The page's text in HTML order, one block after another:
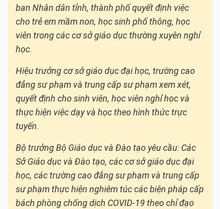
ban Nhân dân tỉnh, thành phố quyết định việc
cho trẻ em mầm non, học sinh phổ thông, học
viên trong các cơ sở giáo dục thường xuyên nghỉ
học.
Hiệu trưởng cơ sở giáo dục đại học, trường cao
đẳng sư phạm và trung cấp sư phạm xem xét,
quyết định cho sinh viên, học viên nghỉ học và
thực hiện việc dạy và học theo hình thức trực
tuyến.
Bộ trưởng Bộ Giáo dục và Đào tạo yêu cầu: Các
Sở Giáo dục và Đào tạo, các cơ sở giáo dục đại
học, các trường cao đẳng sư phạm và trung cấp
sư phạm thực hiện nghiêm túc các biện pháp cấp
bách phòng chống dịch COVID-19 theo chỉ đạo